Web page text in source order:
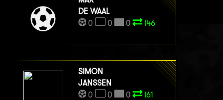
DE WAAL
0
0 0 I46
SIMON
JANSSEN
0
0 0 I61